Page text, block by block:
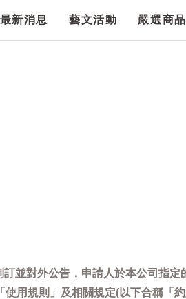
最新消息 藝文活動 嚴選商品
並對外公告，申請人於本公司指
用規則」及相關規定(以下合稱「